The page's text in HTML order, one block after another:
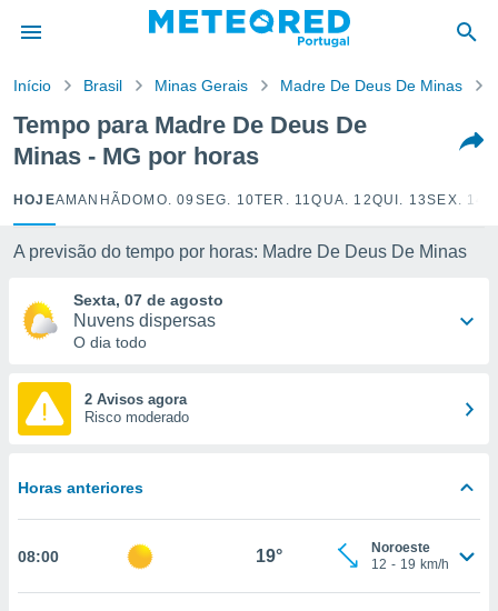
da
foi
para
fornecidas
a este
e
digital
ou
permite-
Início Brasil Minas Gerais Madre De Deus De Minas
Tempo para Madre De Deus De
Minas - MG por horas
HOJEAMANHÃ DOMO. 09 SEG. 10TER. 11QUA. 12QUI. 13SEX. 14
A previsão do tempo por horas: Madre De Deus De Minas
Sexta, 07 de agosto
Nuvens dispersas
O dia todo
2 Avisos agora
Risco moderado
Horas anteriores
08:00 19°
Noroeste
12 - 19 km/h